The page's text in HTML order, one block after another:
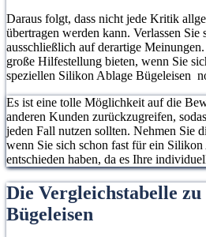
Daraus folgt, dass nicht jede Kritik
übertragen werden kann. Verlassen Sie
ausschließlich auf derartige
große Hilfestellung bieten, wenn Sie
speziellen Silikon Ablage Bügeleisen
Es ist eine tolle Möglichkeit auf die
anderen Kunden zurückzugreifen,
jeden Fall nutzen sollten. Nehmen Sie
wenn Sie sich schon fast für ein
entschieden haben, da es Ihre
Die Vergleichstabelle
Bügeleisen